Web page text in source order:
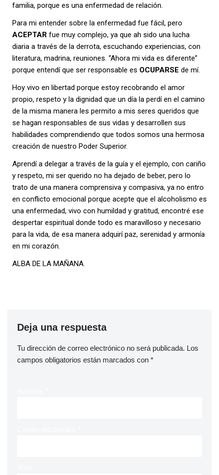
familia, porque es una enfermedad de relación.
Para mi entender sobre la enfermedad fue fácil, pero
ACEPTAR fue muy complejo, ya que ah sido una lucha
diaria a través de la derrota, escuchando experiencias, con
literatura, madrina, reuniones. “Ahora mi vida es diferente”
porque entendí que ser responsable es OCUPARSE de mí.
Hoy vivo en libertad porque estoy recobrando el amor
propio, respeto y la dignidad que un día la perdí en el camino
de la misma manera les permito a mis seres queridos que
se hagan responsables de sus vidas y desarrollen sus
habilidades comprendiendo que todos somos una hermosa
creación de nuestro Poder Superior.
Aprendí a delegar a través de la guía y el ejemplo, con cariño
y respeto, mi ser querido no ha dejado de beber, pero lo
trato de una manera comprensiva y compasiva, ya no entro
en conflicto emocional porque acepte que el alcoholismo es
una enfermedad, vivo con humildad y gratitud, encontré ese
despertar espiritual donde todo es maravilloso y necesario
para la vida, de esa manera adquirí paz, serenidad y armonía
en mi corazón.
ALBA DE LA MAÑANA.
Deja una respuesta
Tu dirección de correo electrónico no será publicada. Los
campos obligatorios están marcados con *